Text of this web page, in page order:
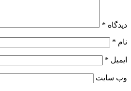
دیدگاه *
نام *
ایمیل *
وب‌ سایت